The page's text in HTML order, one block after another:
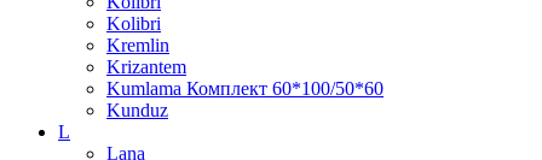
Kolibri
Kremlin
Krizantem
Kumlama Комплект 60*100/50*60
Kunduz
L
Lana